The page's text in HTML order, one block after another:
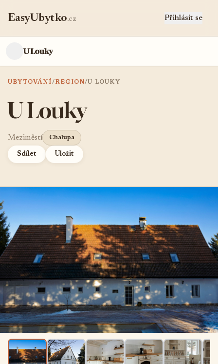
EasyUbytko.cz Přihlásit se
U Louky
UBYTOVÁNÍ/REGION/U LOUKY
U Louky
Meziměstí Chalupa
Sdílet Uložit